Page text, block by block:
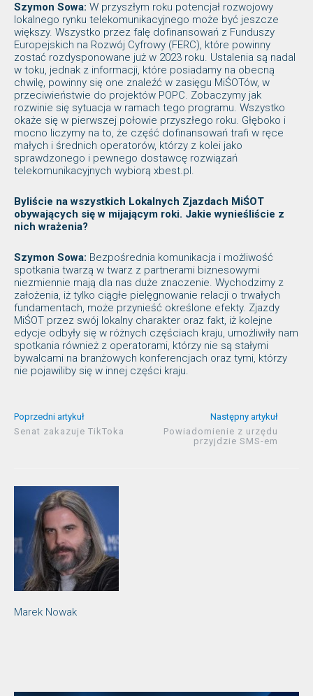
Szymon Sowa: W przyszłym roku potencjał rozwojowy
lokalnego rynku telekomunikacyjnego może być jeszcze
większy. Wszystko przez falę dofinansowań z Funduszy
Europejskich na Rozwój Cyfrowy (FERC), które powinny
zostać rozdysponowane już w 2023 roku. Ustalenia są nadal
w toku, jednak z informacji, które posiadamy na obecną
chwilę, powinny się one znaleźć w zasięgu MiŚOTów, w
przeciwieństwie do projektów POPC. Zobaczymy jak
rozwinie się sytuacja w ramach tego programu. Wszystko
okaże się w pierwszej połowie przyszłego roku. Głęboko i
mocno liczymy na to, że część dofinansowań trafi w ręce
małych i średnich operatorów, którzy z kolei jako
sprawdzonego i pewnego dostawcę rozwiązań
telekomunikacyjnych wybiorą xbest.pl.
Byliście na wszystkich Lokalnych Zjazdach MiŚOT
obywających się w mijającym roki. Jakie wynieśliście z
nich wrażenia?
Szymon Sowa: Bezpośrednia komunikacja i możliwość
spotkania twarzą w twarz z partnerami biznesowymi
niezmiennie mają dla nas duże znaczenie. Wychodzimy z
założenia, iż tylko ciągłe pielęgnowanie relacji o trwałych
fundamentach, może przynieść określone efekty. Zjazdy
MiŚOT przez swój lokalny charakter oraz fakt, iż kolejne
edycje odbyły się w różnych częściach kraju, umożliwiły nam
spotkania również z operatorami, którzy nie są stałymi
bywalcami na branżowych konferencjach oraz tymi, którzy
nie pojawiliby się w innej części kraju.
Poprzedni artykuł
Senat zakazuje TikToka
Następny artykuł
Powiadomienie z urzędu
przyjdzie SMS-em
Marek Nowak